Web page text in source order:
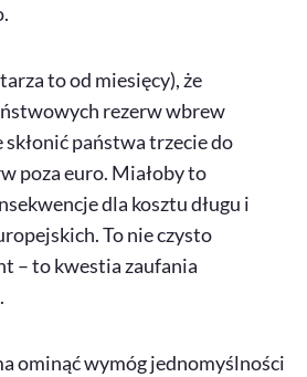
to od miesięcy), że
rezerw wbrew
państwa trzecie do
poza euro. Miałoby to
dla kosztu długu i
To nie czysto
– to kwestia zaufania
ominąć wymóg jednomyślności